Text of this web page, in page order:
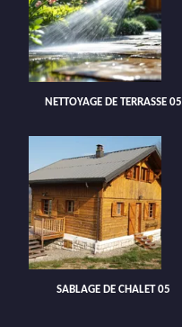
NETTOYAGE DE TERRASSE 05
SABLAGE DE CHALET 05